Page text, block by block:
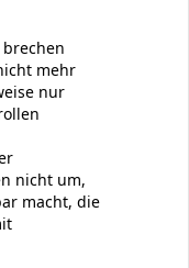
mehr
nur
nicht um,
macht, die